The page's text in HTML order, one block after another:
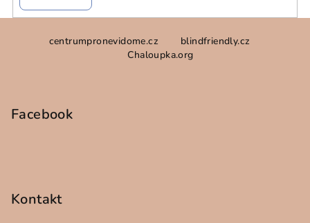
centrumpronevidome.cz
blindfriendly.cz
Chaloupka.org
Facebook
Kontakt